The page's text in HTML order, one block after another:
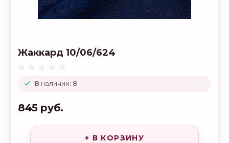
В наличии: 8
Жаккард 10/06/624
845 руб.
+ В КОРЗИНУ